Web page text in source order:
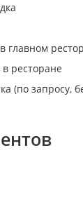
главном
в ресторане
(по запросу,